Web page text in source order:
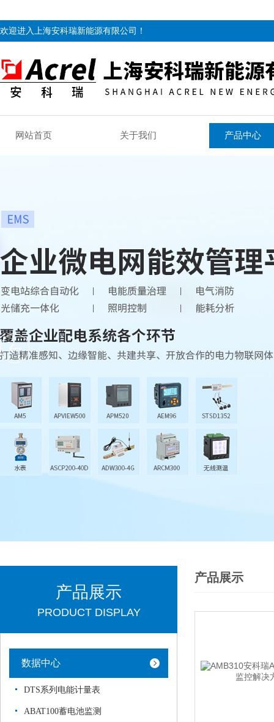
欢迎进入上海安科瑞新能源有限公司！
网站首页 关于我们 产品中心
产品展示
PRODUCT DISPLAY
数据中心
DTS系列电能计量表
ABAT100蓄电池监测
产品展示